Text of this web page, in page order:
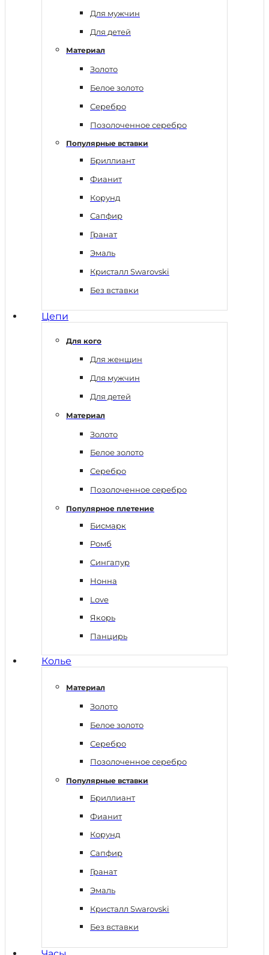
Для мужчин
Для детей
Материал
Золото
Белое золото
Серебро
Позолоченное серебро
Популярные вставки
Бриллиант
Фианит
Корунд
Сапфир
Гранат
Эмаль
Кристалл Swarovski
Без вставки
Цепи
Для кого
Для женщин
Для мужчин
Для детей
Материал
Золото
Белое золото
Серебро
Позолоченное серебро
Популярное плетение
Бисмарк
Ромб
Сингапур
Нонна
Love
Якорь
Панцирь
Колье
Материал
Золото
Белое золото
Серебро
Позолоченное серебро
Популярные вставки
Бриллиант
Фианит
Корунд
Сапфир
Гранат
Эмаль
Кристалл Swarovski
Без вставки